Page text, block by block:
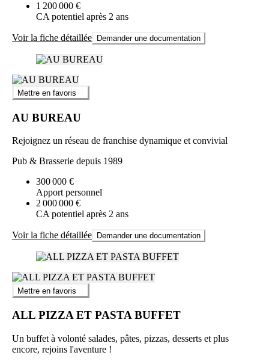
1 200 000 €
CA potentiel après 2 ans
Voir la fiche détaillée Demander une documentation
Mettre en favoris
AU BUREAU
Rejoignez un réseau de franchise dynamique et convivial
Pub & Brasserie depuis 1989
300 000 €
Apport personnel
2 000 000 €
CA potentiel après 2 ans
Voir la fiche détaillée Demander une documentation
Mettre en favoris
ALL PIZZA ET PASTA BUFFET
Un buffet à volonté salades, pâtes, pizzas, desserts et plus
encore, rejoins l'aventure !